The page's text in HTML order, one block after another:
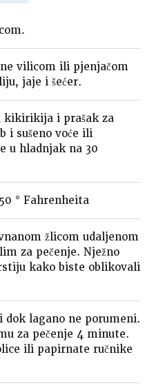
vilicom ili pjenjačom
jaje i šećer.
kikirikija i prašak za
i sušeno voće ili
u hladnjak na 30
° Fahrenheita
žlicom udaljenom
za pečenje. Nježno
kako biste oblikovali
lagano ne porumeni.
za pečenje 4 minute.
ili papirnate ručnike